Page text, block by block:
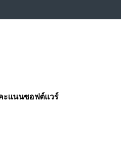
ะแนนซอฟต์แวร์